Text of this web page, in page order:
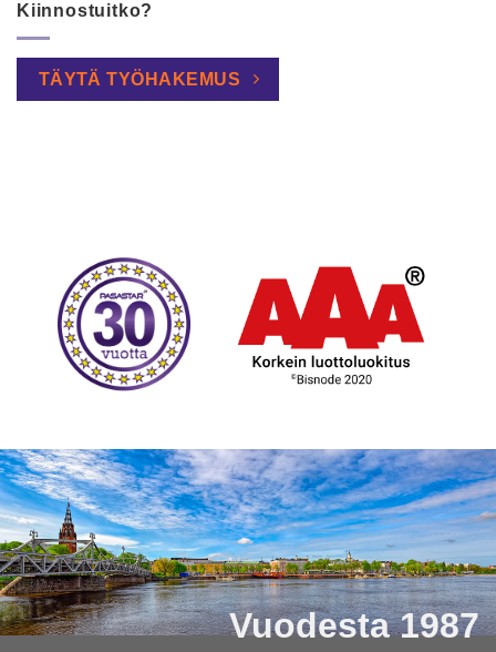
Kiinnostuitko?
TÄYTÄ TYÖHAKEMUS
Vuodesta 1987